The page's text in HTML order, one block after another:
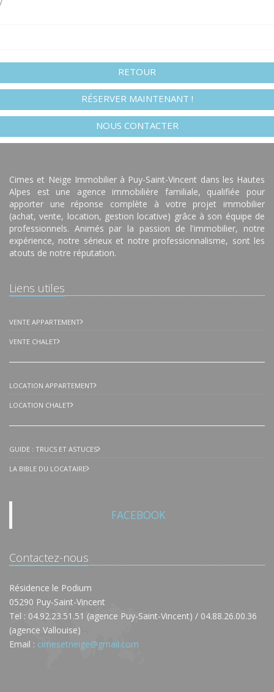
RETOUR
RÉSERVER MAINTENANT !
NOUS CONTACTER
Cimes et Neige Immobilier à Puy-Saint-Vincent dans les Hautes
Alpes est une agence immobilière familiale, qualifiée pour
apporter une réponse complète à votre projet immobilier
(achat, vente, location, gestion locative) grâce à son équipe de
professionnels. Animés par la passion de l'immobilier, notre
expérience, notre sérieux et notre professionnalisme, sont les
atouts de notre réputation.
Liens utiles
VENTE APPARTEMENT
VENTE CHALET
LOCATION APPARTEMENT
LOCATION CHALET
GUIDE : TRUCS ET ASTUCES
LA BIBLE DU LOCATAIRE
FACEBOOK
Contactez-nous
Résidence le Podium
05290 Puy-Saint-Vincent
Tel : 04.92.23.51.51 (agence Puy-Saint-Vincent) / 04.88.26.00.36
(agence Vallouise)
Email : cimesetneige@gmail.com